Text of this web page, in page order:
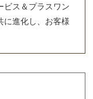
ビス＆プラスワン
に進化し、お客様